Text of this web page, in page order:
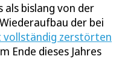
als bislang von der
der bei
vollständig zerstörten
Ende dieses Jahres